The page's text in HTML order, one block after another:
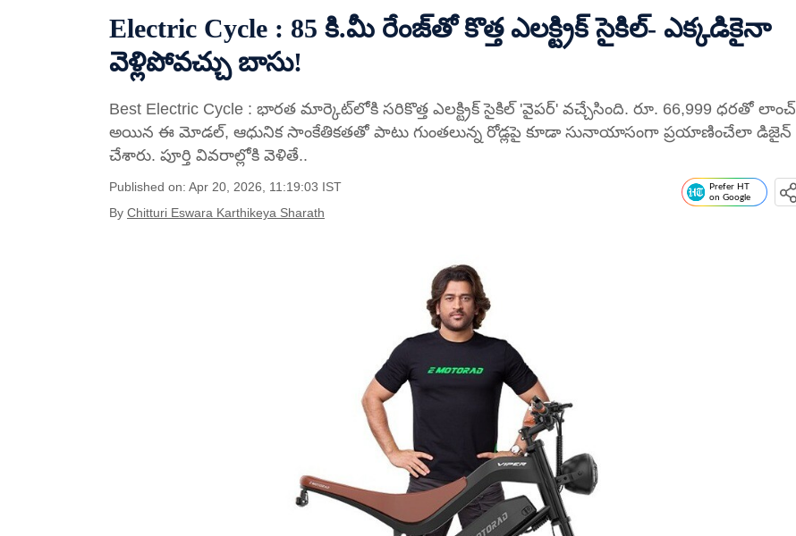
Electric Cycle : 85 కి.మీ రేంజ్​తో కొత్త ఎలక్ట్రిక్​ సైకిల్​- ఎక్కడికైనా
వెళ్లిపోవచ్చు బాసు!
Best Electric Cycle : భారత మార్కెట్​లోకి సరికొత్త ఎలక్ట్రిక్ సైకిల్ 'వైపర్' వచ్చేసింది. రూ. 66,999 ధరతో లాంచ్
అయిన ఈ మోడల్, ఆధునిక సాంకేతికతతో పాటు గుంతలున్న రోడ్లపై కూడా సునాయాసంగా ప్రయాణించేలా డిజైన్
చేశారు. పూర్తి వివరాల్లోకి వెళితే..
Published on: Apr 20, 2026, 11:19:03 IST
By Chitturi Eswara Karthikeya Sharath
Prefer HT
on Google